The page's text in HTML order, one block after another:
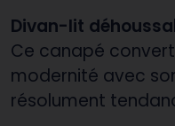
Divan-lit
Ce canapé
modernité avec
résolument